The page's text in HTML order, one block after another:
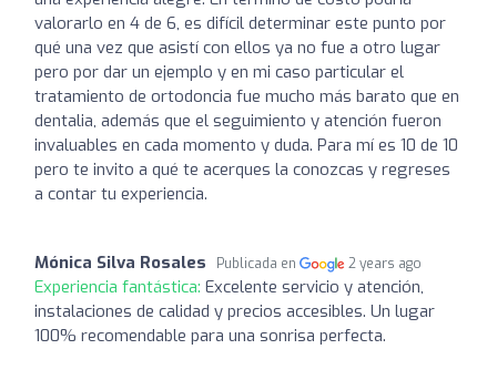
valorarlo en 4 de 6, es difícil determinar este punto por
qué una vez que asistí con ellos ya no fue a otro lugar
pero por dar un ejemplo y en mi caso particular el
tratamiento de ortodoncia fue mucho más barato que en
dentalia, además que el seguimiento y atención fueron
invaluables en cada momento y duda. Para mí es 10 de 10
pero te invito a qué te acerques la conozcas y regreses
a contar tu experiencia.
Mónica Silva Rosales Publicada en 2 years ago
Experiencia fantástica: Excelente servicio y atención,
instalaciones de calidad y precios accesibles. Un lugar
100% recomendable para una sonrisa perfecta.